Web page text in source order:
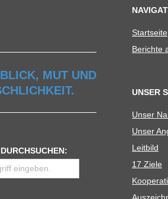
MUT UND
Start­seite
Berichte
UNSER
Unser
Unser
Leit­bild
17 Ziele